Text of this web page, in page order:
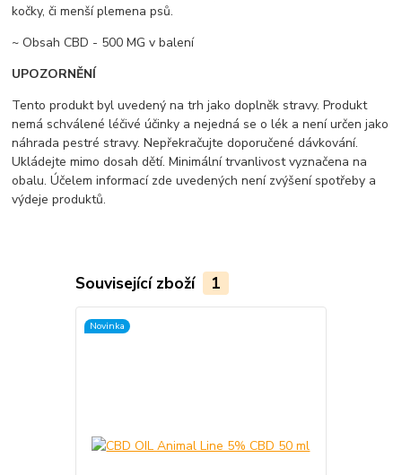
kočky, či menší plemena psů.
~ Obsah CBD - 500 MG v balení
UPOZORNĚNÍ
Tento produkt byl uvedený na trh jako doplněk stravy. Produkt
nemá schválené léčivé účinky a nejedná se o lék a není určen jako
náhrada pestré stravy. Nepřekračujte doporučené dávkování.
Ukládejte mimo dosah dětí. Minimální trvanlivost vyznačena na
obalu. Účelem informací zde uvedených není zvýšení spotřeby a
výdeje produktů.
Související zboží 1
Novinka